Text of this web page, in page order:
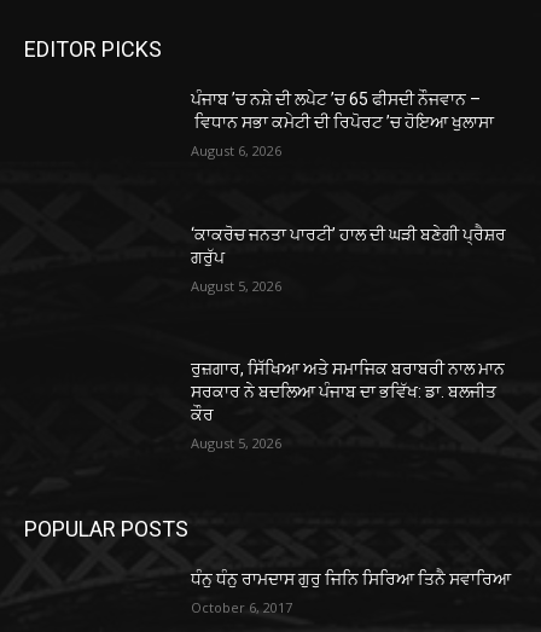
EDITOR PICKS
ਪੰਜਾਬ ’ਚ ਨਸ਼ੇ ਦੀ ਲਪੇਟ ’ਚ 65 ਫੀਸਦੀ ਨੌਜਵਾਨ –
ਵਿਧਾਨ ਸਭਾ ਕਮੇਟੀ ਦੀ ਰਿਪੋਰਟ ’ਚ ਹੋਇਆ ਖੁਲਾਸਾ
August 6, 2026
‘ਕਾਕਰੋਚ ਜਨਤਾ ਪਾਰਟੀ’ ਹਾਲ ਦੀ ਘੜੀ ਬਣੇਗੀ ਪ੍ਰੈਸ਼ਰ
ਗਰੁੱਪ
August 5, 2026
ਰੁਜ਼ਗਾਰ, ਸਿੱਖਿਆ ਅਤੇ ਸਮਾਜਿਕ ਬਰਾਬਰੀ ਨਾਲ ਮਾਨ
ਸਰਕਾਰ ਨੇ ਬਦਲਿਆ ਪੰਜਾਬ ਦਾ ਭਵਿੱਖ: ਡਾ. ਬਲਜੀਤ
ਕੌਰ
August 5, 2026
POPULAR POSTS
ਧੰਨੁ ਧੰਨੁ ਰਾਮਦਾਸ ਗੁਰੁ ਜਿਨਿ ਸਿਰਿਆ ਤਿਨੈ ਸਵਾਰਿਆ
October 6, 2017